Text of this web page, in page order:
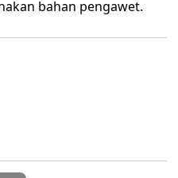
bahan pengawet.